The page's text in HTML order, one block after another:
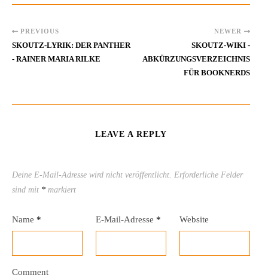
PREVIOUS
SKOUTZ-LYRIK: DER PANTHER
- RAINER MARIA RILKE
NEWER
SKOUTZ-WIKI -
ABKÜRZUNGSVERZEICHNIS
FÜR BOOKNERDS
LEAVE A REPLY
Deine E-Mail-Adresse wird nicht veröffentlicht. Erforderliche Felder
sind mit * markiert
Name * E-Mail-Adresse * Website
Comment